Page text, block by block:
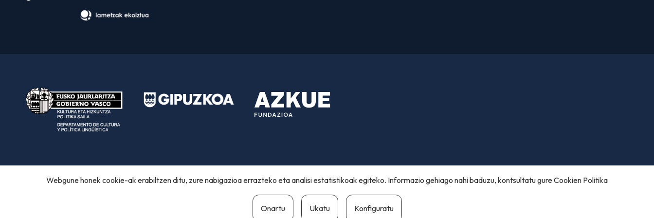
Webgune honek cookie-ak erabiltzen ditu, zure nabigazioa errazteko eta analisi estatistikoak egiteko. Informazio gehiago nahi baduzu, kontsultatu gureCookien Politika
Onartu Ukatu Konfiguratu